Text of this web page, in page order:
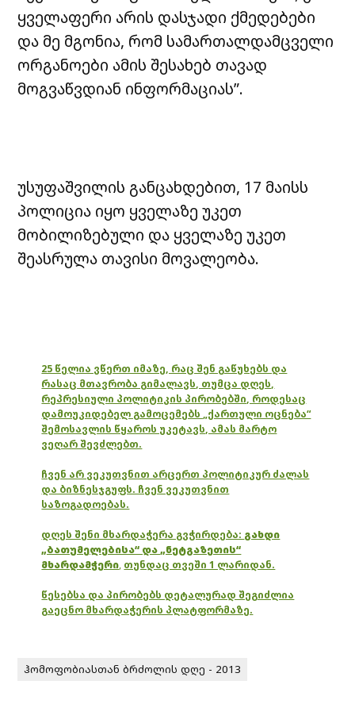
ყველაფერი არის დასჯადი ქმედებები
და მე მგონია, რომ სამართალდამცველი
ორგანოები ამის შესახებ თავად
მოგვაწვდიან ინფორმაციას”.
უსუფაშვილის განცახდებით, 17 მაისს
პოლიცია იყო ყველაზე უკეთ
მობილიზებული და ყველაზე უკეთ
შეასრულა თავისი მოვალეობა.
25 წელია ვწერთ იმაზე, რაც შენ გაწუხებს და
რასაც მთავრობა გიმალავს, თუმცა დღეს,
რეპრესიული პოლიტიკის პირობებში, როდესაც
დამოუკიდებელ გამოცემებს „ქართული ოცნება“
შემოსავლის წყაროს უკეტავს, ამას მარტო
ვეღარ შევძლებთ.
ჩვენ არ ვეკუთვნით არცერთ პოლიტიკურ ძალას
და ბიზნესჯგუფს. ჩვენ ვეკუთვნით
საზოგადოებას.
დღეს შენი მხარდაჭერა გვჭირდება: გახდი
„ბათუმელებისა“ და „ნეტგაზეთის“
მხარდამჭერი, თუნდაც თვეში 1 ლარიდან.
წესებსა და პირობებს დეტალურად შეგიძლია
გაეცნო მხარდაჭერის პლატფორმაზე.
ჰომოფობიასთან ბრძოლის დღე - 2013